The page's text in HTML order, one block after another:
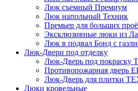
Люк съемный Премиум
Люк напольный Техник
Премьер для больших
Эксклюзивные люки из
Люк в подвал Бонд c
Люк-Двери под отделку
Люк-Дверь под
Противопожарная дверь
Люк-Дверь для плитки
Люки кровельные